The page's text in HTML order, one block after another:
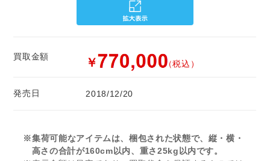
買取金額 ￥ （税込）
発売日 2018/12/20
※集荷可能なアイテムは、梱包された状態で、縦・横・
高さの合計が160cm以内、重さ25kg以内です。